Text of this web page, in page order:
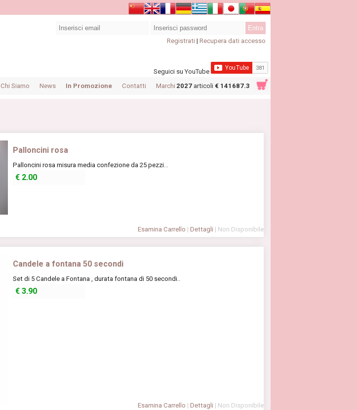
Registrati | Recupera dati accesso
Seguici su YouTube
Chi Siamo News In Promozione Contatti Marchi 2027 articoli € 141687.3
Palloncini rosa
Palloncini rosa misura media confezione da 25 pezzi...
€ 2.00
Esamina Carrello | Dettagli | Non Disponibile
Candele a fontana 50 secondi
Set di 5 Candele a Fontana , durata fontana di 50 secondi..
€3.90
Esamina Carrello | Dettagli | Non Disponibile